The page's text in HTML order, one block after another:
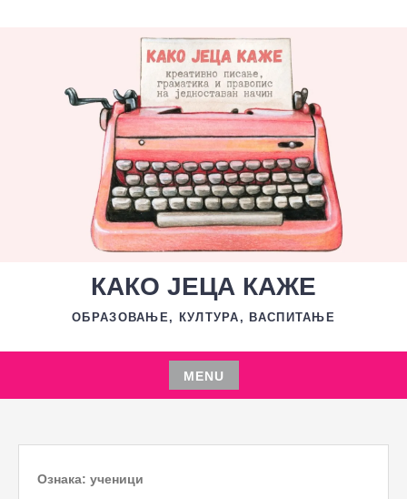
КАКО ЈЕЦА КАЖЕ
ОБРАЗОВАЊЕ, КУЛТУРА, ВАСПИТАЊЕ
MENU
Skip
content
Ознака: ученици